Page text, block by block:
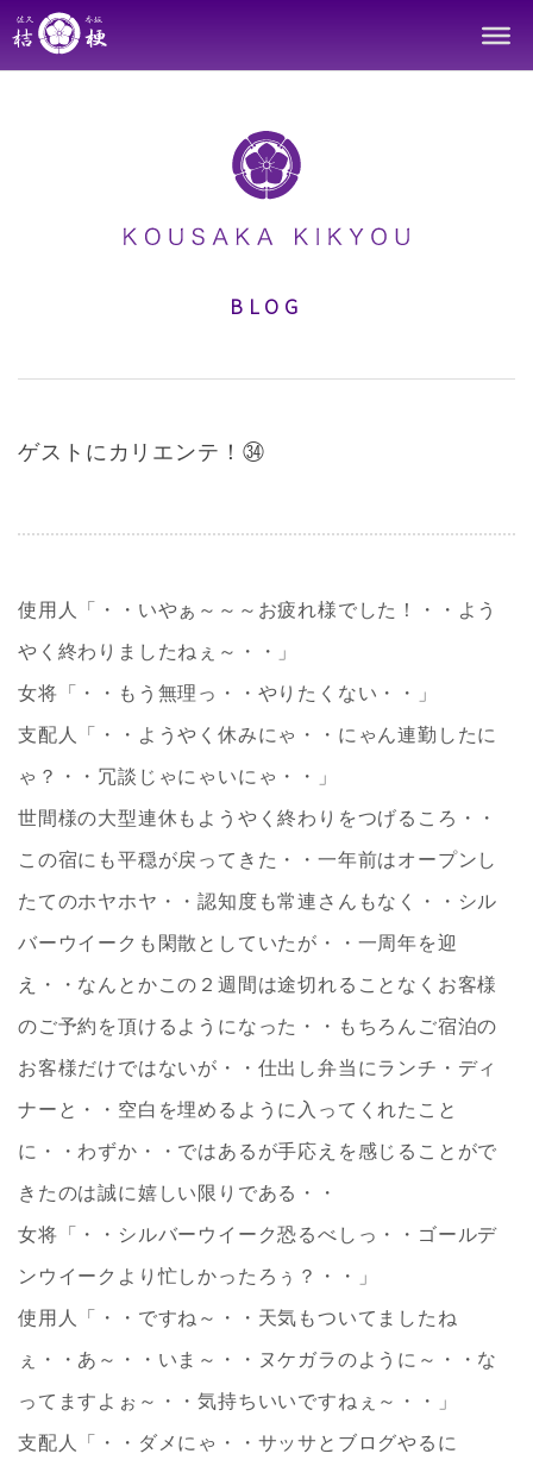
Skip
to
content
BLOG
ゲストにカリエンテ！㉞
使用人「・・いやぁ～～～お疲れ様でした！・・よう
やく終わりましたねぇ～・・」
女将「・・もう無理っ・・やりたくない・・」
支配人「・・ようやく休みにゃ・・にゃん連勤したに
ゃ？・・冗談じゃにゃいにゃ・・」
世間様の大型連休もようやく終わりをつげるころ・・
この宿にも平穏が戻ってきた・・一年前はオープンし
たてのホヤホヤ・・認知度も常連さんもなく・・シル
バーウイークも閑散としていたが・・一周年を迎
え・・なんとかこの２週間は途切れることなくお客様
のご予約を頂けるようになった・・もちろんご宿泊の
お客様だけではないが・・仕出し弁当にランチ・ディ
ナーと・・空白を埋めるように入ってくれたこと
に・・わずか・・ではあるが手応えを感じることがで
きたのは誠に嬉しい限りである・・
女将「・・シルバーウイーク恐るべしっ・・ゴールデ
ンウイークより忙しかったろぅ？・・」
使用人「・・ですね～・・天気もついてましたね
ぇ・・あ～・・いま～・・ヌケガラのように～・・な
ってますよぉ～・・気持ちいいですねぇ～・・」
支配人「・・ダメにゃ・・サッサとブログやるに